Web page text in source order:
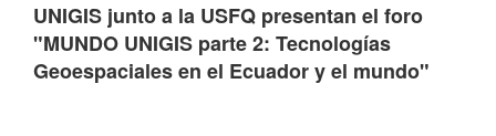
UNIGIS junto a la USFQ presentan el foro
"MUNDO UNIGIS parte 2: Tecnologías
Geoespaciales en el Ecuador y el mundo"